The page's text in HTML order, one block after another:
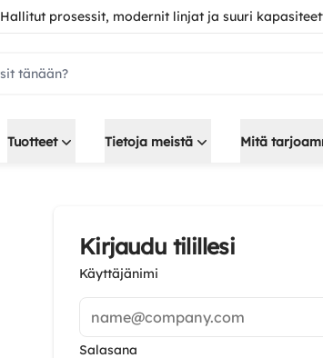
Hallitut prosessit, modernit linjat ja suuri
Tuotteet Tietoja meistä Mitä
Kirjaudu tilillesi
Käyttäjänimi
name@company.com
Salasana